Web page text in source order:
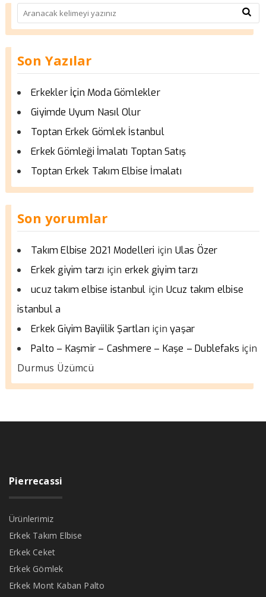
Son Yazılar
Erkekler İçin Moda Gömlekler
Giyimde Uyum Nasıl Olur
Toptan Erkek Gömlek İstanbul
Erkek Gömleği İmalatı Toptan Satış
Toptan Erkek Takım Elbise İmalatı
Son yorumlar
Takım Elbise 2021 Modelleri için Ulas Özer
Erkek giyim tarzı için erkek giyim tarzı
ucuz takım elbise istanbul için Ucuz takım elbise
istanbul a
Erkek Giyim Bayiilik Şartları içinyaşar
Palto – Kaşmir – Cashmere – Kaşe – Dublefaks için
Durmus Üzümcü
Pierrecassi
Ürünlerimiz
Erkek Takım Elbise
Erkek Ceket
Erkek Gömlek
Erkek Mont Kaban Palto